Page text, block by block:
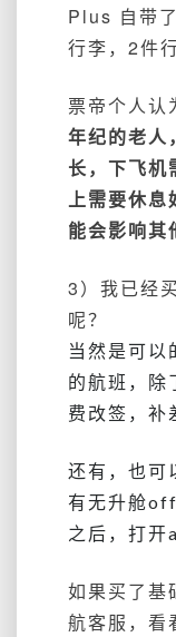
Plus 自带
行李，2件
票帝个人认
年纪的老人
长，下飞机
上需要休息
能会影响其
3）我已经
呢？
当然是可以
的航班，除
费改签，补
还有，也可
有无升舱
之后，打开
如果买了基
航客服，看